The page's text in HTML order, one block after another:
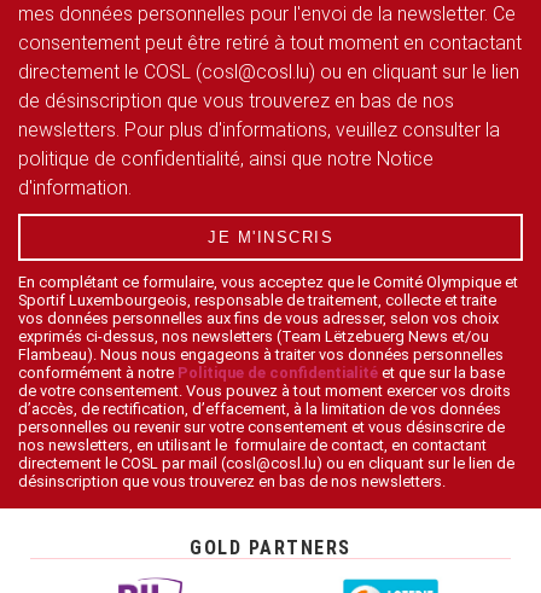
mes données personnelles pour l'envoi de la newsletter. Ce
consentement peut être retiré à tout moment en contactant
directement le COSL (cosl@cosl.lu) ou en cliquant sur le lien
de désinscription que vous trouverez en bas de nos
newsletters. Pour plus d'informations, veuillez consulter la
politique de confidentialité, ainsi que notre Notice
d'information.
JE M'INSCRIS
En complétant ce formulaire, vous acceptez que le Comité Olympique et
Sportif Luxembourgeois, responsable de traitement, collecte et traite
vos données personnelles aux fins de vous adresser, selon vos choix
exprimés ci-dessus, nos newsletters (Team Lëtzebuerg News et/ou
Flambeau). Nous nous engageons à traiter vos données personnelles
conformément à notre Politique de confidentialité et que sur la base
de votre consentement. Vous pouvez à tout moment exercer vos droits
d’accès, de rectification, d’effacement, à la limitation de vos données
personnelles ou revenir sur votre consentement et vous désinscrire de
nos newsletters, en utilisant le formulaire de contact, en contactant
directement le COSL par mail (cosl@cosl.lu) ou en cliquant sur le lien de
désinscription que vous trouverez en bas de nos newsletters.
GOLD PARTNERS